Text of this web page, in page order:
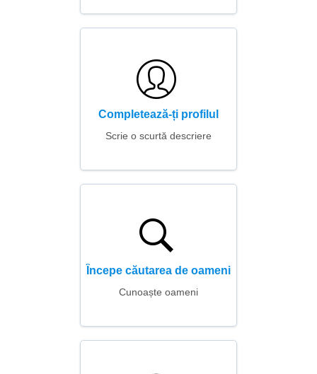
Completează-ți profilul
Scrie o scurtă descriere
Începe căutarea de oameni
Cunoaște oameni